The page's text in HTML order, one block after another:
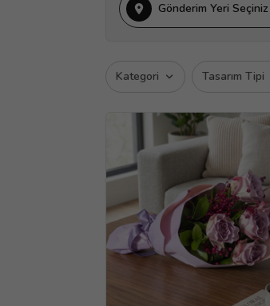
Gönderim Yeri
Kategori Tasarım Tipi